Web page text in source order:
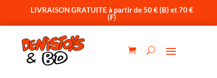
LIVRAISON GRATUITE à partir de 50 € (B) et 70 €
(F)